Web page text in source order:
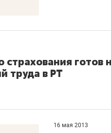
готов
труда в РТ
16 мая 2013